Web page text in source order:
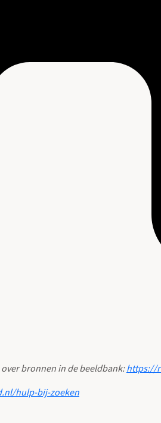
bronnen in de beeldbank:https://
hulp-bij-zoeken